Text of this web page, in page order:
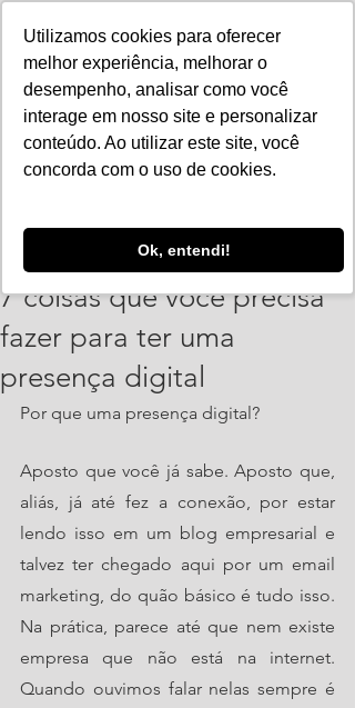
Utilizamos cookies para oferecer
melhor experiência, melhorar o
desempenho, analisar como você
interage em nosso site e personalizar
conteúdo. Ao utilizar este site, você
concorda com o uso de cookies.
Ok, entendi!
7 coisas que você precisa
fazer para ter uma
presença digital
Por que uma presença digital?
Aposto que você já sabe. Aposto que,
aliás, já até fez a conexão, por estar
lendo isso em um blog empresarial e
talvez ter chegado aqui por um email
marketing, do quão básico é tudo isso.
Na prática, parece até que nem existe
empresa que não está na internet.
Quando ouvimos falar nelas sempre é